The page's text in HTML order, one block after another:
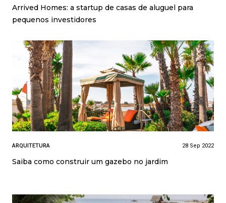
Arrived Homes: a startup de casas de aluguel para
pequenos investidores
ARQUITETURA 28 Sep 2022
Saiba como construir um gazebo no jardim